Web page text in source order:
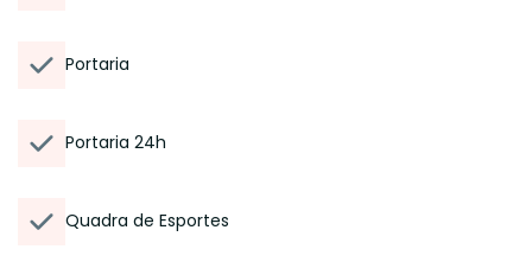
Portaria
Portaria 24h
Quadra de Esportes